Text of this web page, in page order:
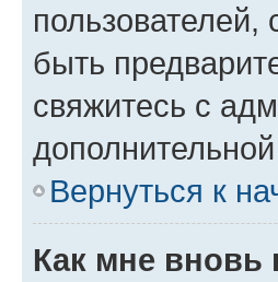
быть
свяжитесь с
Вернуться к
Как мне